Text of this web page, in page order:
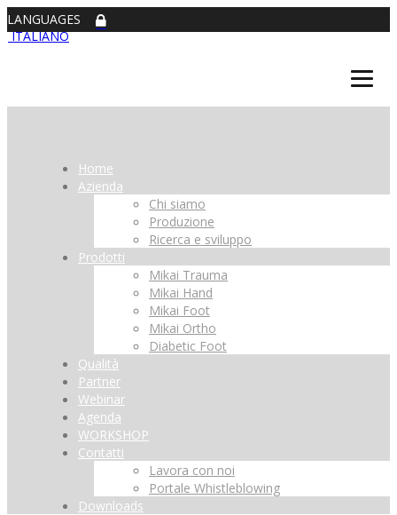
LANGUAGES
ITALIANO
Home
Azienda
Chi siamo
Produzione
Ricerca e sviluppo
Prodotti
Mikai Trauma
Mikai Hand
Mikai Foot
Mikai Ortho
Diabetic Foot
Qualità
Partner
Webinar
Agenda
WORKSHOP
Contatti
Lavora con noi
Portale Whistleblowing
Downloads